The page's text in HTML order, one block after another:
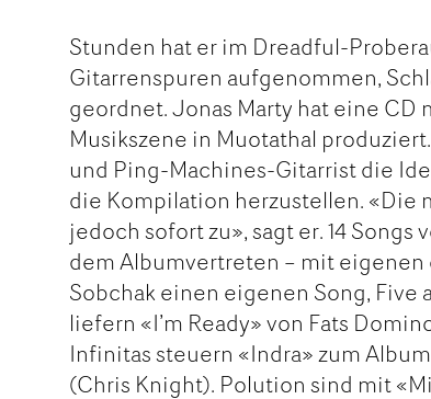
Stunden hat er im Dreadful-
Gitarrenspuren aufgenommen,
geordnet. Jonas Marty hat eine CD
Musikszene in Muotathal
und Ping-Machines-Gitarrist die
die Kompilation herzustellen. «Die
jedoch sofort zu», sagt er. 14
dem Albumvertreten – mit
Sobchak einen eigenen Song, Five
liefern «I’m Ready» von Fats
Infinitas steuern «Indra» zum
(Chris Knight). Polution sind mit